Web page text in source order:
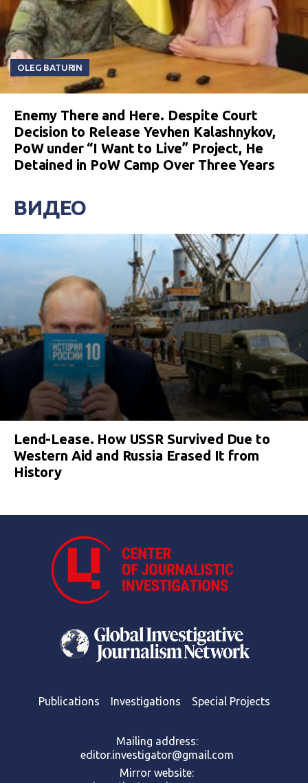
OLEG BATURIN
Enemy There and Here. Despite Court
Decision to Release Yevhen Kalashnykov,
PoW under “I Want to Live” Project, He
Detained in PoW Camp Over Three Years
ВИДЕО
Lend-Lease. How USSR Survived Due to
Western Aid and Russia Erased It from
History
Publications Investigations Special Projects
Mailing address:
editor.investigator@gmail.com
Mirror website: